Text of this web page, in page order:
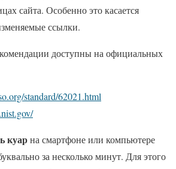
сайта. Особенно это касается
ссылки.
доступны на официальных
standard/62021.html
куарна смартфоне или компьютере
за несколько минут. Для этого